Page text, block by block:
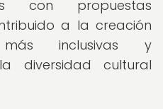
con propuestas
a la creación
inclusivas y
diversidad cultural